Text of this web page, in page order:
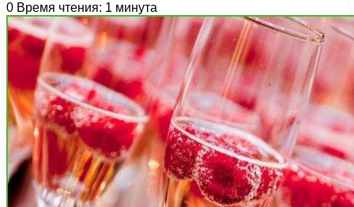
0 Время чтения: 1 минута